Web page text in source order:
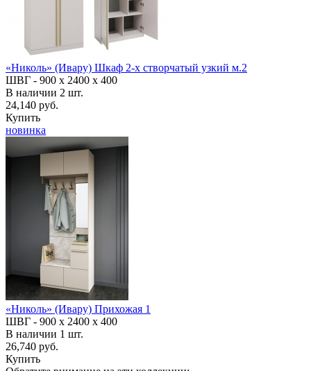
«Николь» (Ивару) Шкаф 2-х створчатый узкий м.2
ШВГ - 900 х 2400 х 400
В наличии 2 шт.
24,140 руб.
Купить
новинка
«Николь» (Ивару) Прихожая 1
ШВГ - 900 х 2400 х 400
В наличии 1 шт.
26,740 руб.
Купить